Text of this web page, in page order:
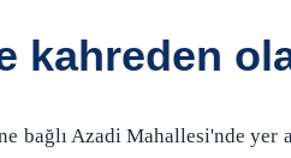
kahreden
bağlı Azadi Mahallesi'nde